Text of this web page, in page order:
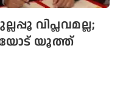
വിപ്ലവമല്ല;
യൂത്ത്